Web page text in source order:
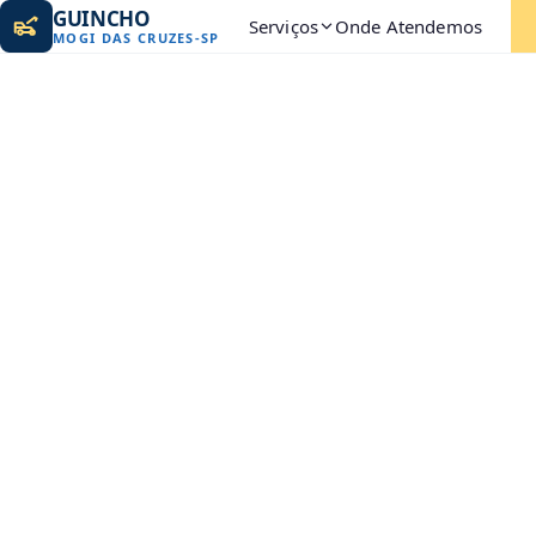
GUINCHO
MOGI DAS CRUZES-SP Serviços Onde Atendemos